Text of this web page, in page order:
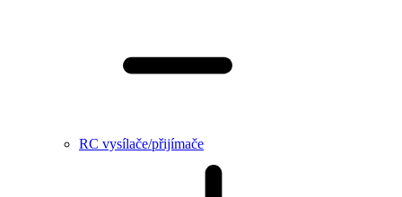
RC vysílače/přijímače